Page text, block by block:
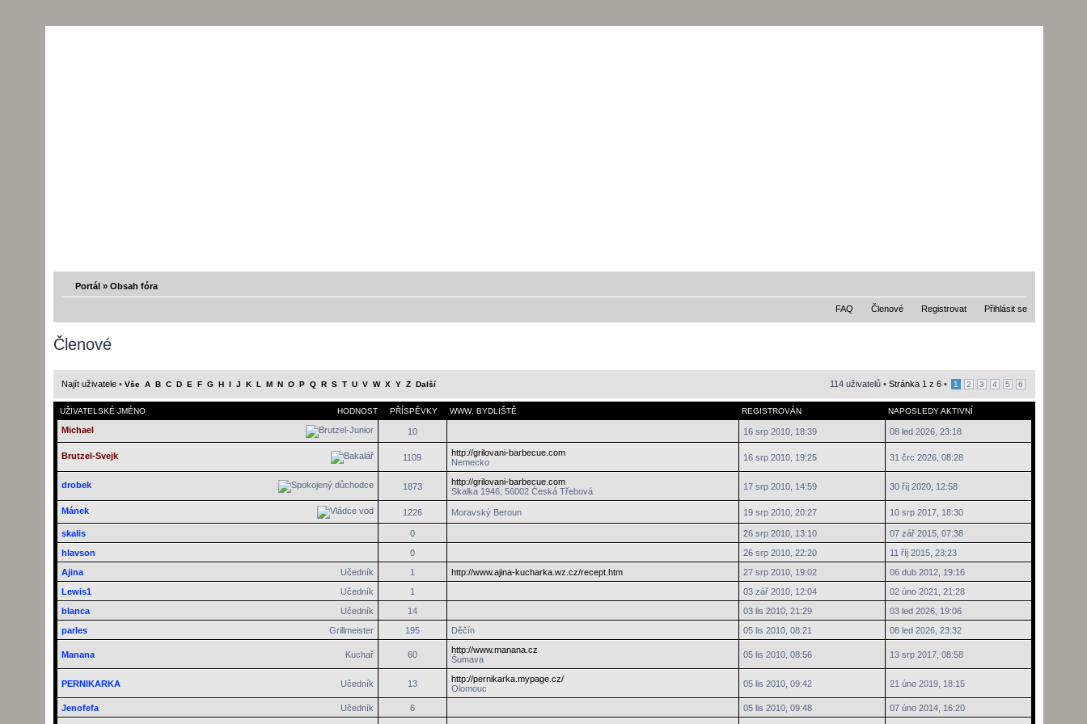
Portál» Obsah fóra
FAQ Členové Registrovat Přihlásit se
Členové
Najít uživatele• Vše A B C D E F G H I J K L M N O P Q R S T U V W X Y Z Další 114 uživatelů •Stránka 1 z6 • 1 2 3 4 5 6
HODNOST
UŽIVATELSKÉ JMÉNO PŘÍSPĚVKY WWW, BYDLIŠTĚ REGISTROVÁN NAPOSLEDY AKTIVNÍ
Michael 10 16 srp 2010, 18:39 08 led 2026, 23:18
Brutzel-Svejk 1109
http://grilovani-barbecue.com
Nemecko
16 srp 2010, 19:25 31 črc 2026, 08:28
drobek 1873
http://grilovani-barbecue.com
Skalka 1946; 56002 Česká Třebová
17 srp 2010, 14:59 30 říj 2020, 12:58
Mánek 1226 Moravský Beroun 19 srp 2010, 20:27 10 srp 2017, 18:30
skalis 0 26 srp 2010, 13:10
07 zář 2015, 07:38
hlavson
0 26 srp 2010, 22:20
11 říj 2015, 23:23
Učedník
Ajina 1 http://www.ajina-kucharka.wz.cz/recept.htm 27 srp 2010, 19:02
06 dub 2012, 19:16
Učedník
Lewis1 1 03 zář 2010, 12:04
02 úno 2021, 21:28
Učedník
blanca 14 03 lis 2010, 21:29
03 led 2026, 19:06
Grillmeister
parles 195 Děčín 05 lis 2010, 08:21 08 led 2026, 23:32
Kuchař
Manana 60
http://www.manana.cz
Šumava
05 lis 2010, 08:56 13 srp 2017, 08:58
Učedník
PERNIKARKA 13
http://pernikarka.mypage.cz/
Olomouc
05 lis 2010, 09:42 21 úno 2019, 18:15
Učedník
Jenofefa 6 05 lis 2010, 09:48
07 úno 2014, 16:20